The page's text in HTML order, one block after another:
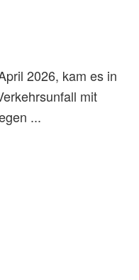
2026, kam es in
mit
...